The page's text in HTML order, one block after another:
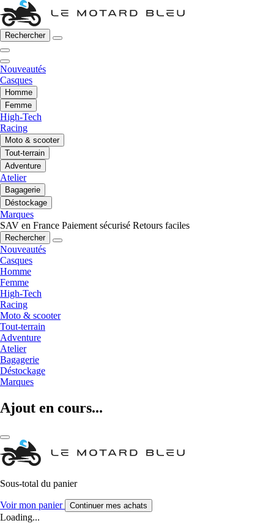
Rechercher
Nouveautés
Casques
Homme
Femme
High-Tech
Racing
Moto & scooter
Tout-terrain
Adventure
Atelier
Bagagerie
Déstockage
Marques
SAV en France Paiement sécurisé Retours faciles
Rechercher
Nouveautés
Casques
Homme
Femme
High-Tech
Racing
Moto & scooter
Tout-terrain
Adventure
Atelier
Bagagerie
Déstockage
Marques
Ajout en cours...
Sous-total du panier
Voir mon panier Continuer mes achats
Loading...